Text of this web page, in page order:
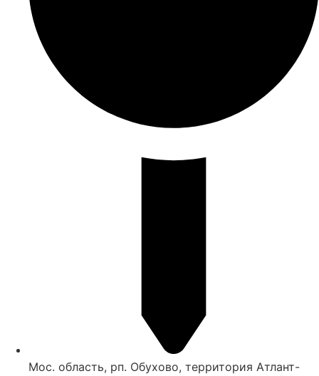
Мос. область, рп. Обухово, территория Атлант-